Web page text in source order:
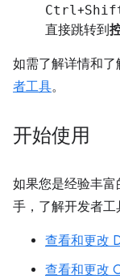
Ctrl+
直接跳转到
如需了解详情和
者工具。
开始使用
如果您是经验丰
手，了解开发者工
查看和更改
查看和更改